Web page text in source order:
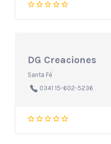
DG Creaciones
Santa Fé
0341 15-602-5236